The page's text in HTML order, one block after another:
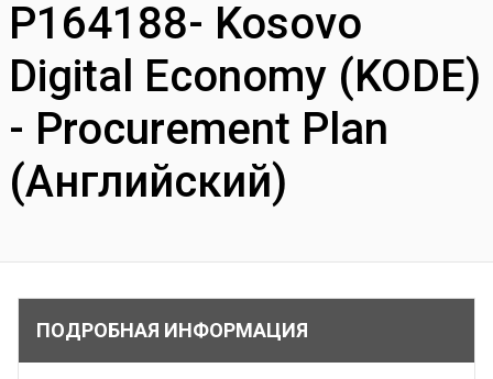
P164188- Kosovo
Digital Economy (KODE)
- Procurement Plan
(Английский)
ПОДРОБНАЯ ИНФОРМАЦИЯ